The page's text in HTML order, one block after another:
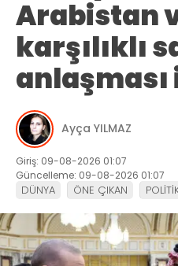
Arabistan
karşılıklı
anlaşması
Ayça YILMAZ
Giriş: 09-08-2026 01:07
Güncelleme: 09-08-2026 01:07
DÜNYA ÖNE ÇIKAN